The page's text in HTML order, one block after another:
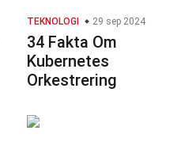
TEKNOLOGI 29 sep 2024
34 Fakta Om
Kubernetes
Orkestrering